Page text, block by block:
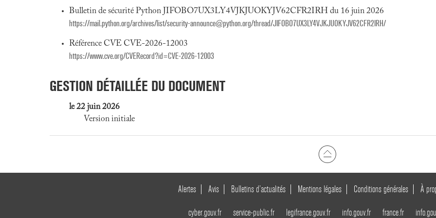
Bulletin de sécurité Python JIFOBO7UX3LY4VJKJUOKYJV62CFR2IRH du 16 juin 2026
https://mail.python.org/archives/list/security-announce@python.org/thread/JIFOBO7UX3LY4VJKJUOKYJV62CFR2IRH/
Référence CVE CVE-2026-12003
https://www.cve.org/CVERecord?id=CVE-2026-12003
GESTION DÉTAILLÉE DU DOCUMENT
le 22 juin 2026
Version initiale
Alertes Avis Bulletins d’actualités Mentions légales Conditions générales À
cyber.gouv.fr service-public.fr legifrance.gouv.fr info.gouv.fr france.fr